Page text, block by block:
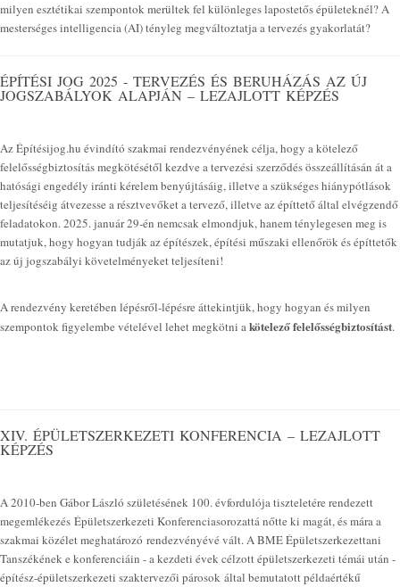
milyen esztétikai szempontok merültek fel különleges lapostetős épületeknél? A
mesterséges intelligencia (AI) tényleg megváltoztatja a tervezés gyakorlatát?
ÉPÍTÉSI JOG 2025 - TERVEZÉS ÉS BERUHÁZÁS AZ ÚJ
JOGSZABÁLYOK ALAPJÁN – LEZAJLOTT KÉPZÉS
Az Építésijog.hu évindító szakmai rendezvényének célja, hogy a kötelező
felelősségbiztosítás megkötésétől kezdve a tervezési szerződés összeállításán át a
hatósági engedély iránti kérelem benyújtásáig, illetve a szükséges hiánypótlások
teljesítéséig átvezesse a résztvevőket a tervező, illetve az építtető által elvégzendő
feladatokon. 2025. január 29-én nemcsak elmondjuk, hanem ténylegesen meg is
mutatjuk, hogy hogyan tudják az építészek, építési műszaki ellenőrök és építtetők
az új jogszabályi követelményeket teljesíteni!
A rendezvény keretében lépésről-lépésre áttekintjük, hogy hogyan és milyen
szempontok figyelembe vételével lehet megkötni akötelező felelősségbiztosítást.
XIV. ÉPÜLETSZERKEZETI KONFERENCIA – LEZAJLOTT
KÉPZÉS
A 2010-ben Gábor László születésének 100. évfordulója tiszteletére rendezett
megemlékezés Épületszerkezeti Konferenciasorozattá nőtte ki magát, és mára a
szakmai közélet meghatározó rendezvényévé vált. A BME Épületszerkezettani
Tanszékének e konferenciáin - a kezdeti évek célzott épületszerkezeti témái után -
építész-épületszerkezeti szaktervezői párosok által bemutatott példaértékű